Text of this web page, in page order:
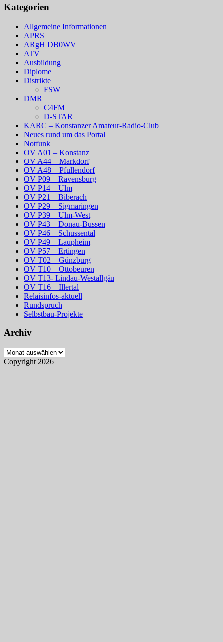
Kategorien
Allgemeine Informationen
APRS
ARgH DB0WV
ATV
Ausbildung
Diplome
Distrikte
FSW
DMR
C4FM
D-STAR
KARC – Konstanzer Amateur-Radio-Club
Neues rund um das Portal
Notfunk
OV A01 – Konstanz
OV A44 – Markdorf
OV A48 – Pfullendorf
OV P09 – Ravensburg
OV P14 – Ulm
OV P21 – Biberach
OV P29 – Sigmaringen
OV P39 – Ulm-West
OV P43 – Donau-Bussen
OV P46 – Schussental
OV P49 – Laupheim
OV P57 – Ertingen
OV T02 – Günzburg
OV T10 – Ottobeuren
OV T13- Lindau-Westallgäu
OV T16 – Illertal
Relaisinfos-aktuell
Rundspruch
Selbstbau-Projekte
Archiv
Archiv
Copyright 2026